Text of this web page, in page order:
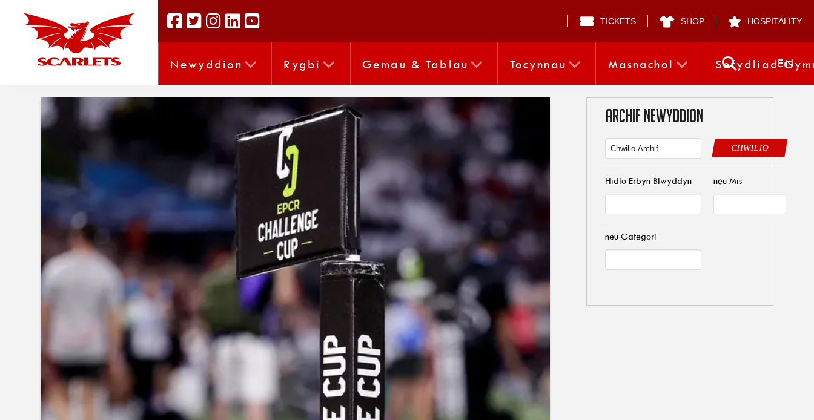
TICKETS SHOP HOSPITALITY
Newyddion Rygbi Gemau & Tablau Tocynnau Masnachol SefydliadEN
ARCHIF NEWYDDION
CHWILIO
Hidlo Erbyn Blwyddyn neu Mis
neu Gategori